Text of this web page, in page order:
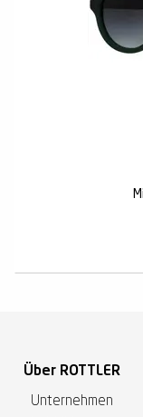
Über ROTTLER
Unternehmen